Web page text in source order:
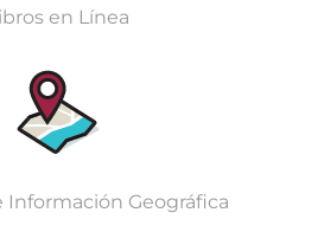
en Línea
Información Geográfica